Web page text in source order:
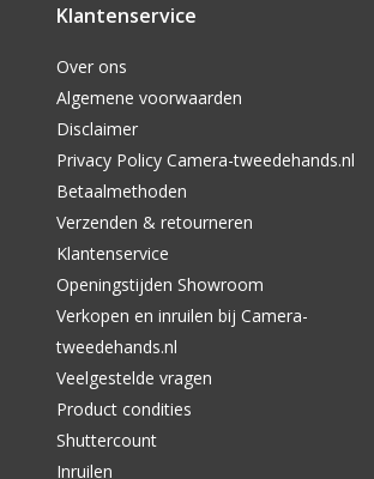
Klantenservice
Over ons
Algemene voorwaarden
Disclaimer
Privacy Policy Camera-tweedehands.nl
Betaalmethoden
Verzenden & retourneren
Klantenservice
Openingstijden Showroom
Verkopen en inruilen bij Camera-
tweedehands.nl
Veelgestelde vragen
Product condities
Shuttercount
Inruilen